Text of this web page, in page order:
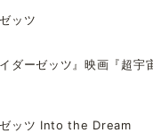
ッツ
ダーゼッツ』映画『超宇
ッツ Into the Dream